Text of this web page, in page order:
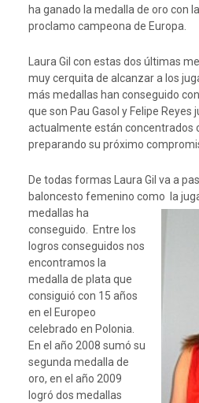
ha ganado la medalla de oro con
proclamo campeona de Europa.
Laura Gil con estas dos últimas
muy cerquita de alcanzar a los
más medallas han conseguido
que son Pau Gasol y Felipe Reyes
actualmente están concentrados
preparando su próximo
De todas formas Laura Gil va a
baloncesto femenino como
la
medallas ha
conseguido. Entre los
logros conseguidos nos
encontramos la
medalla de plata que
consiguió con 15 años
en el Europeo
celebrado en Polonia.
En el año 2008 sumó su
segunda medalla de
oro, en el año 2009
logró dos medallas